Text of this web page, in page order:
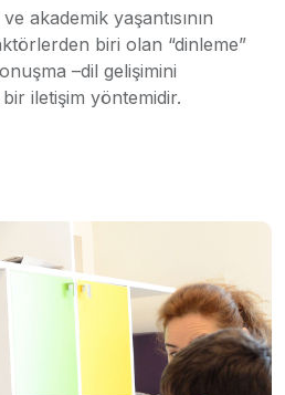
akademik yaşantısının
biri olan “dinleme”
–dil gelişimini
iletişim yöntemidir.